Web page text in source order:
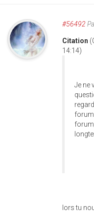
#56492
Citation
14:14)
Je ne
forum
lors tu